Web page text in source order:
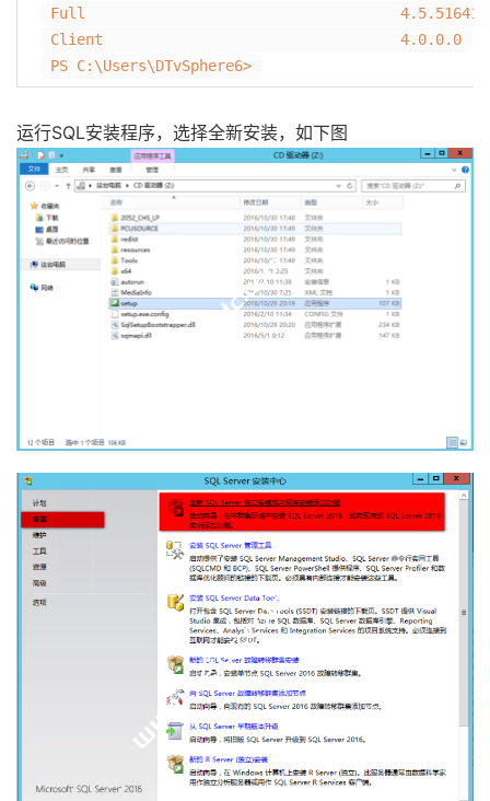
Full
Client 4.0.0.0
PS C:\Users\DTvSphere6>
运行SQL安装程序，选择全新安装，如下图